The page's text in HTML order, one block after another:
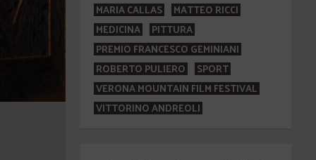
MARIA CALLAS
MATTEO RICCI
MEDICINA
PITTURA
PREMIO FRANCESCO GEMINIANI
ROBERTO PULIERO
SPORT
VERONA MOUNTAIN FILM FESTIVAL
VITTORINO ANDREOLI